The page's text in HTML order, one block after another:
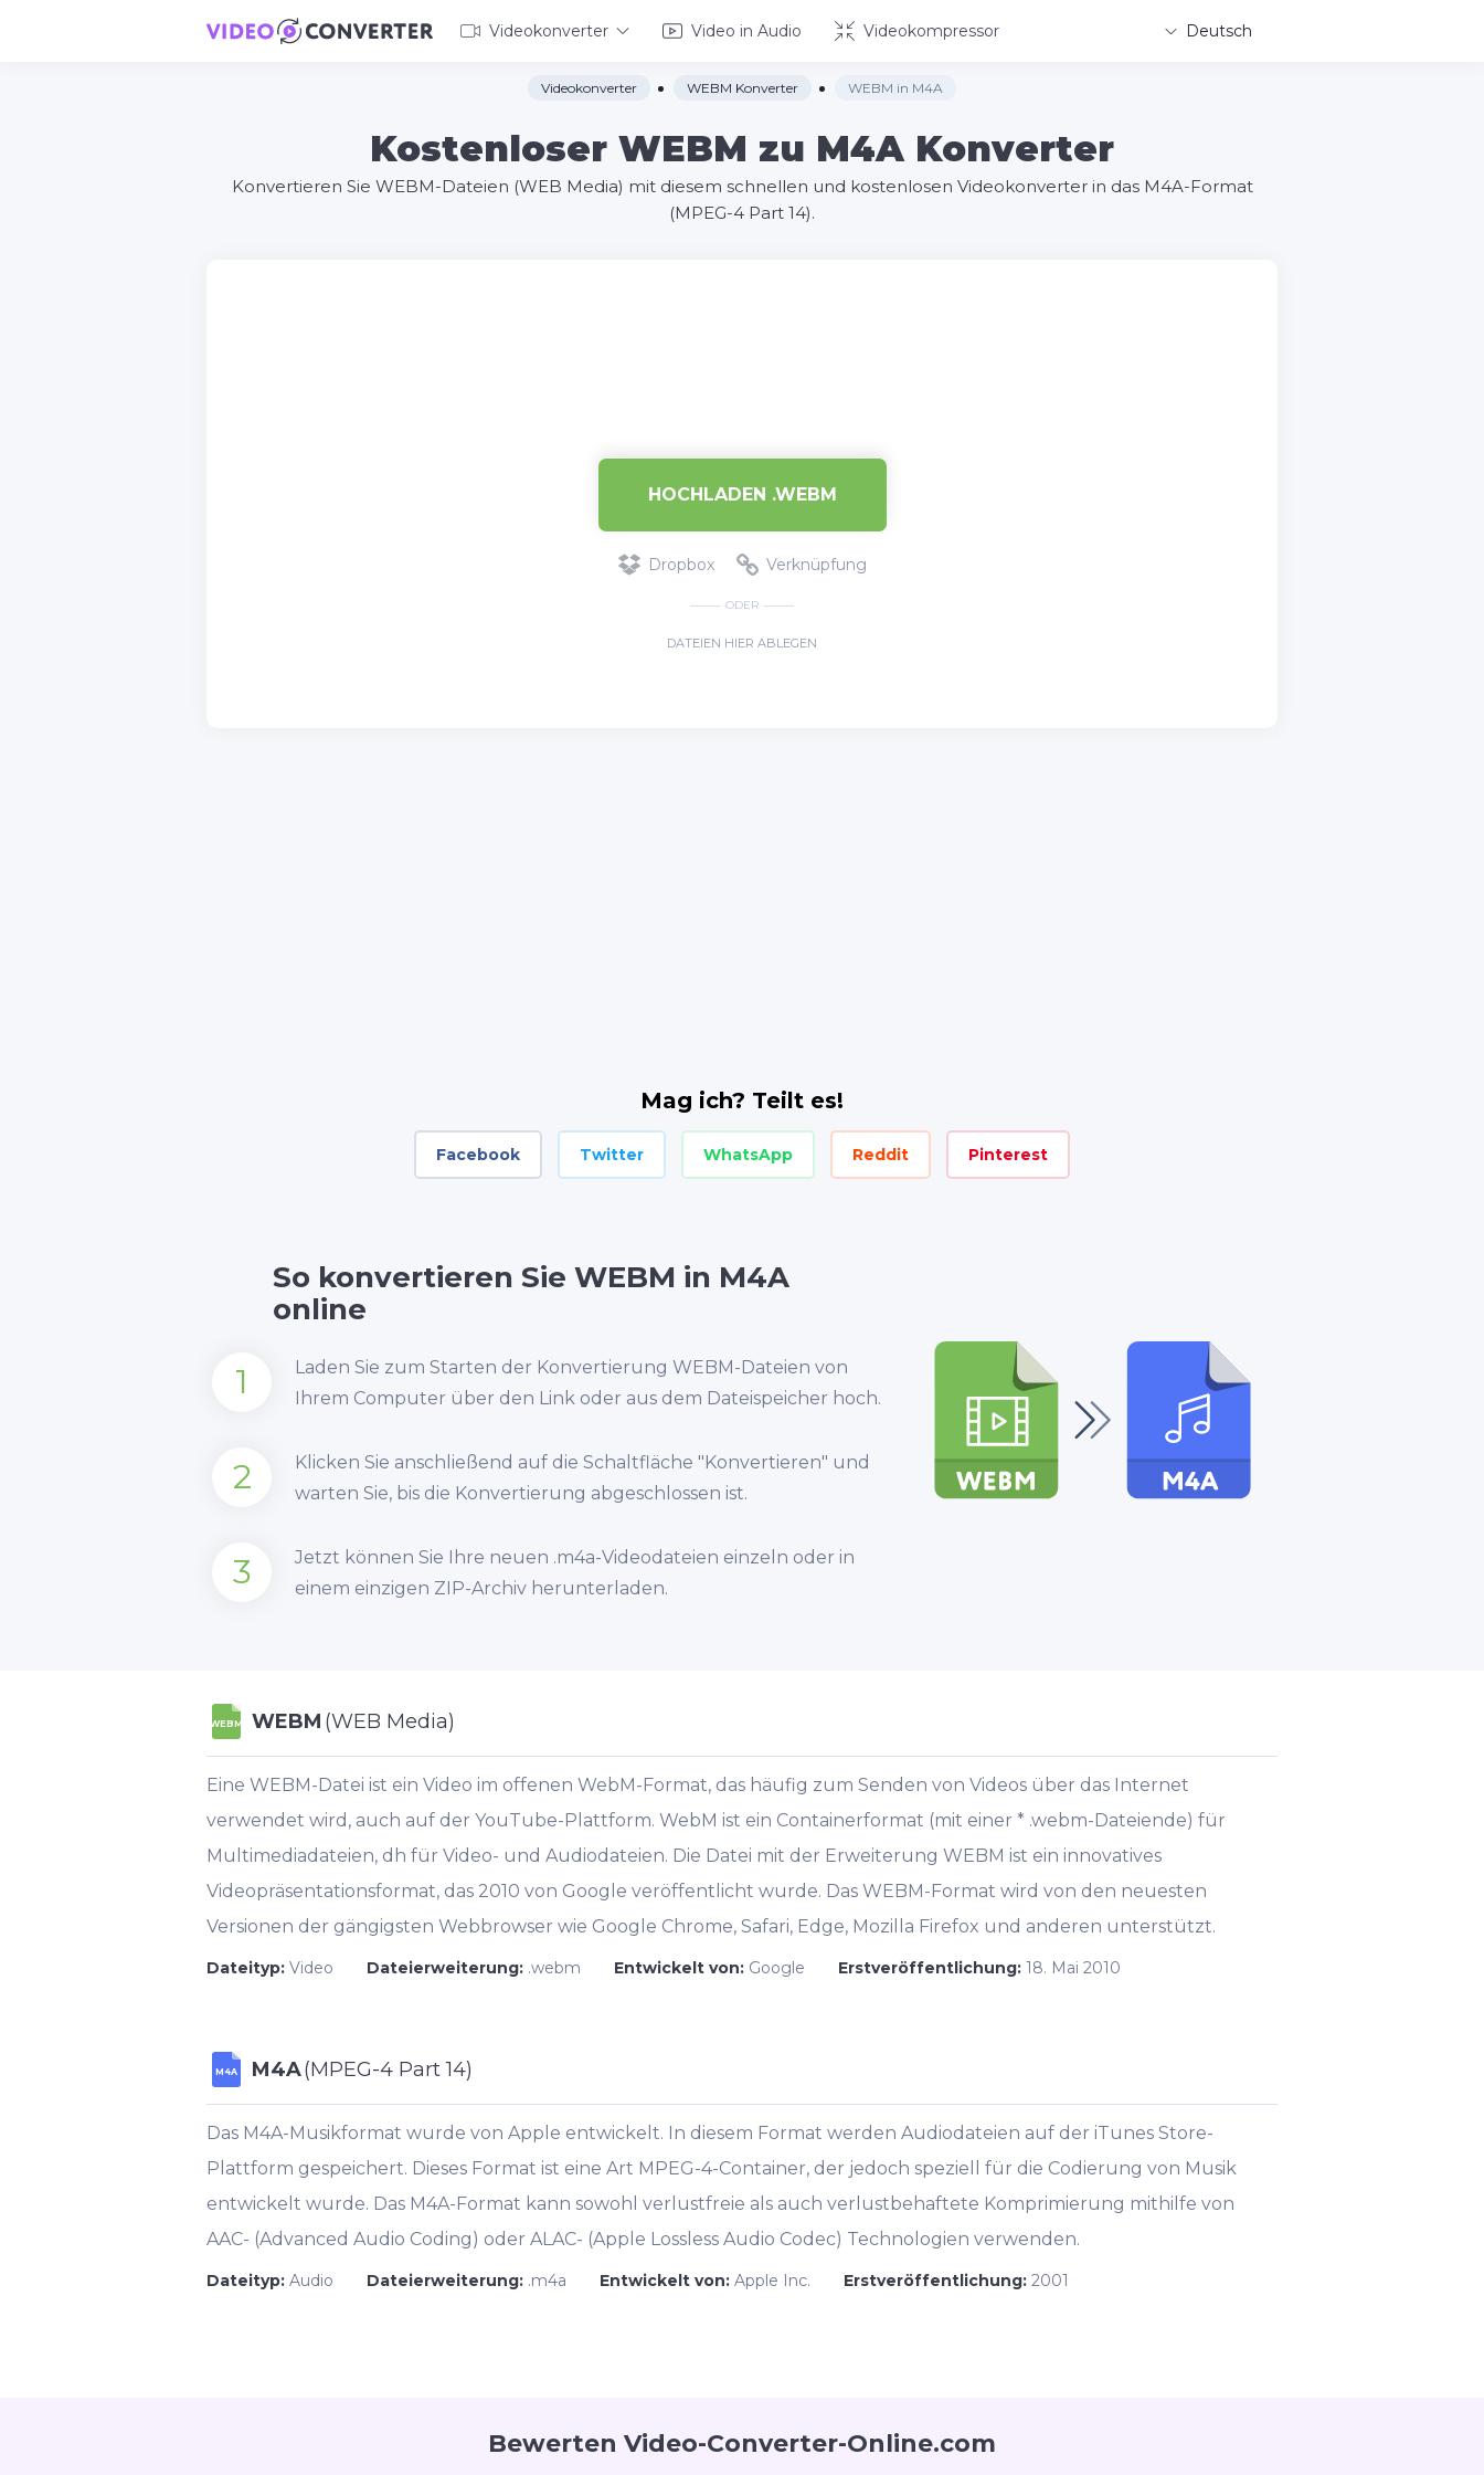
Videokonverter Video in Audio Videokompressor Deutsch
Videokonverter WEBM Konverter WEBM in M4A
Kostenloser WEBM zu M4A Konverter
Konvertieren Sie WEBM-Dateien (WEB Media) mit diesem schnellen und kostenlosen Videokonverter in das M4A-Format
(MPEG-4 Part 14).
HOCHLADEN .WEBM
Dropbox Verknüpfung
ODER
DATEIEN HIER ABLEGEN
Mag ich? Teilt es!
Facebook Twitter WhatsApp Reddit Pinterest
So konvertieren Sie WEBM in M4A
online
1
Laden Sie zum Starten der Konvertierung WEBM-Dateien von
Ihrem Computer über den Link oder aus dem Dateispeicher hoch.
2
Klicken Sie anschließend auf die Schaltfläche "Konvertieren" und
warten Sie, bis die Konvertierung abgeschlossen ist.
3
Jetzt können Sie Ihre neuen .m4a-Videodateien einzeln oder in
einem einzigen ZIP-Archiv herunterladen.
WEBM WEBM (WEB Media)
Eine WEBM-Datei ist ein Video im offenen WebM-Format, das häufig zum Senden von Videos über das Internet
verwendet wird, auch auf der YouTube-Plattform. WebM ist ein Containerformat (mit einer * .webm-Dateiende) für
Multimediadateien, dh für Video- und Audiodateien. Die Datei mit der Erweiterung WEBM ist ein innovatives
Videopräsentationsformat, das 2010 von Google veröffentlicht wurde. Das WEBM-Format wird von den neuesten
Versionen der gängigsten Webbrowser wie Google Chrome, Safari, Edge, Mozilla Firefox und anderen unterstützt.
Dateityp: Video Dateierweiterung: .webm Entwickelt von: Google Erstveröffentlichung: 18. Mai 2010
M4A M4A(MPEG-4 Part 14)
Das M4A-Musikformat wurde von Apple entwickelt. In diesem Format werden Audiodateien auf der iTunes Store-
Plattform gespeichert. Dieses Format ist eine Art MPEG-4-Container, der jedoch speziell für die Codierung von Musik
entwickelt wurde. Das M4A-Format kann sowohl verlustfreie als auch verlustbehaftete Komprimierung mithilfe von
AAC- (Advanced Audio Coding) oder ALAC- (Apple Lossless Audio Codec) Technologien verwenden.
Dateityp: Audio Dateierweiterung: .m4a Entwickelt von: Apple Inc. Erstveröffentlichung: 2001
Bewerten Video-Converter-Online.com